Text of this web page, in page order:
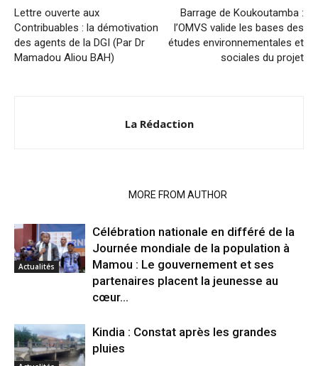
Lettre ouverte aux
Contribuables : la démotivation
des agents de la DGI (Par Dr
Mamadou Aliou BAH)
Barrage de Koukoutamba :
l’OMVS valide les bases des
études environnementales et
sociales du projet
La Rédaction
MORE FROM AUTHOR
Actualités
Célébration nationale en différé de la
Journée mondiale de la population à
Mamou : Le gouvernement et ses
partenaires placent la jeunesse au
cœur...
Kindia : Constat après les grandes
pluies